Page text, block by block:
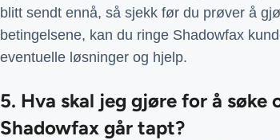
blitt sendt ennå, så sjekk før du prøver å
betingelsene, kan du ringe Shadowfax
eventuelle løsninger og hjelp.
5. Hva skal jeg gjøre for å
Shadowfax går tapt?